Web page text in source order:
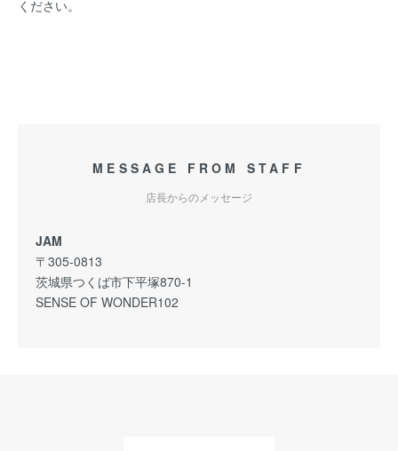
ください。
MESSAGE FROM STAFF
店長からのメッセージ
JAM
〒305-0813
茨城県つくば市下平塚870-1
SENSE OF WONDER102